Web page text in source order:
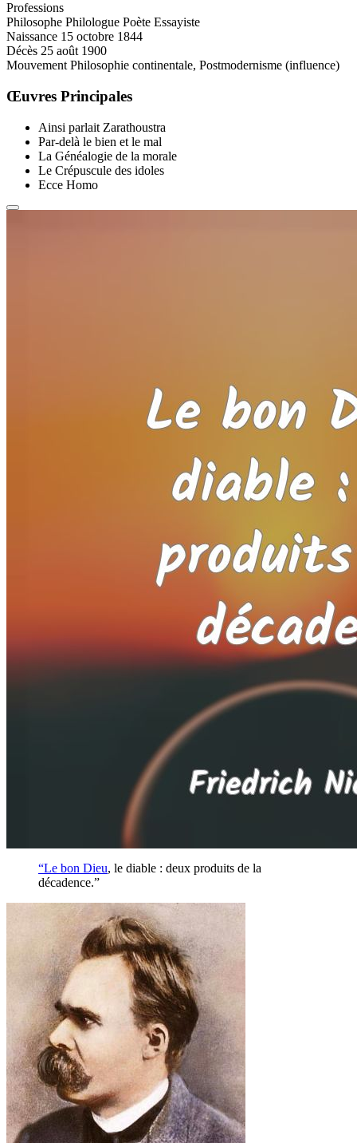
Professions
Philosophe Philologue Poète Essayiste
Naissance 15 octobre 1844
Décès 25 août 1900
Mouvement Philosophie continentale, Postmodernisme (influence)
Œuvres Principales
Ainsi parlait Zarathoustra
Par-delà le bien et le mal
La Généalogie de la morale
Le Crépuscule des idoles
Ecce Homo
“Le bon Dieu, le diable : deux produits de la
décadence.”